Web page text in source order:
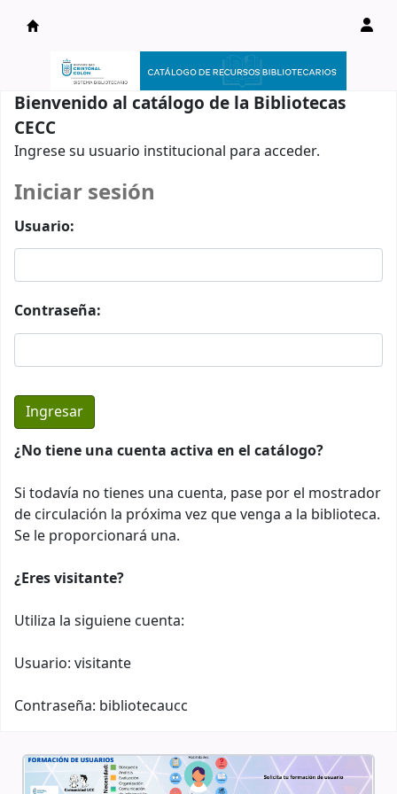
Catálogo en línea
Bienvenido al catálogo de la Bibliotecas
CECC
Ingrese su usuario institucional para acceder.
Iniciar sesión
Usuario:
Contraseña:
¿No tiene una cuenta activa en el catálogo?
Si todavía no tienes una cuenta, pase por el mostrador
de circulación la próxima vez que venga a la biblioteca.
Se le proporcionará una.
¿Eres visitante?
Utiliza la siguiene cuenta:
Usuario: visitante
Contraseña: bibliotecaucc